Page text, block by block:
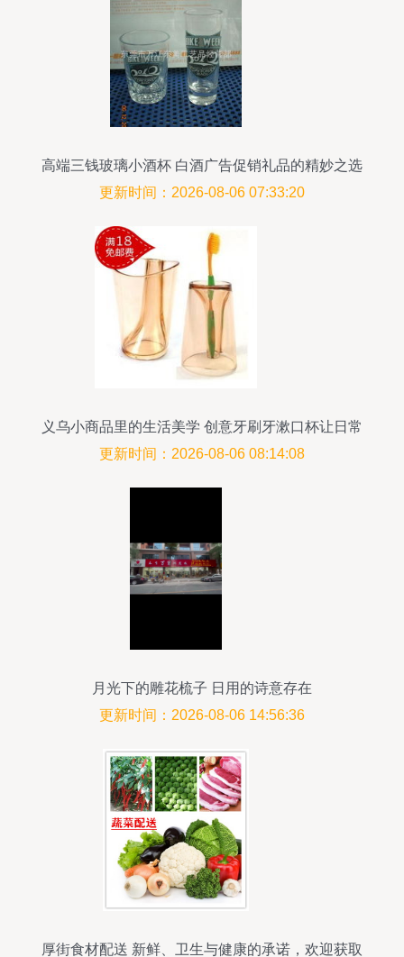
高端三钱玻璃小酒杯 白酒广告促销礼品的精妙之选
更新时间：2026-08-06 07:33:20
义乌小商品里的生活美学 创意牙刷牙漱口杯让日常
更精致
更新时间：2026-08-06 08:14:08
月光下的雕花梳子 日用的诗意存在
更新时间：2026-08-06 14:56:36
厚街食材配送 新鲜、卫生与健康的承诺，欢迎获取